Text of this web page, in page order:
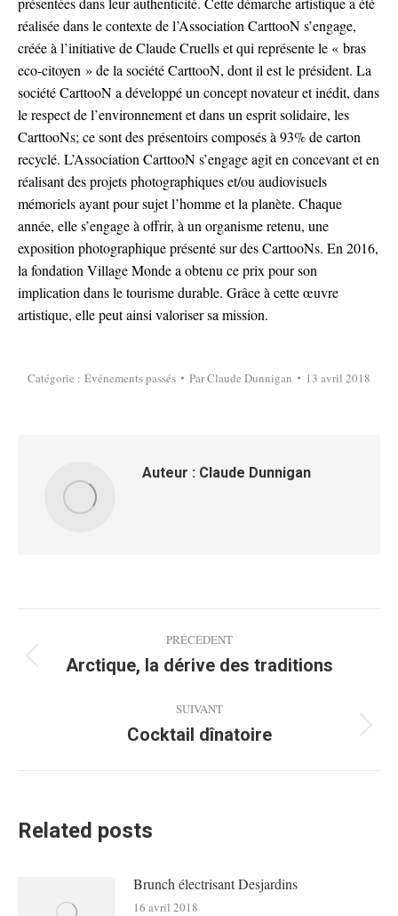
réalisée dans le contexte de l’Association CarttooN s’engage,
créée à l’initiative de Claude Cruells et qui représentele « bras
eco-citoyen » de la sociétéCarttooN, dont il est le président. La
sociétéCarttooNa développé un concept novateur et inédit, dans
le respect de l’environnement et dans un esprit solidaire, les
CarttooNs; ce sont des présentoirs composés à 93% de carton
recyclé. L’Association CarttooN s’engageagit en concevant et en
réalisant des projets photographiques et/ou audiovisuels
mémoriels ayant pour sujet l’homme et la planète. Chaque
année, elle s’engage à offrir, à un organisme retenu, une
exposition photographique présenté sur des CarttooNs. En 2016,
la fondation Village Mondea obtenu ce prix pour son
implication dans le tourisme durable. Grâce à cette œuvre
artistique, elle peut ainsi valoriser sa mission.
Catégorie : Événements passés ParClaude Dunnigan 13 avril 2018
Auteur : Claude Dunnigan
article
PRÉCÉDENT
Article
:
Arctique, la dérive des traditions
SUIVANT
Article
Cocktail dînatoire
Related posts
Brunch électrisant Desjardins
16 avril 2018